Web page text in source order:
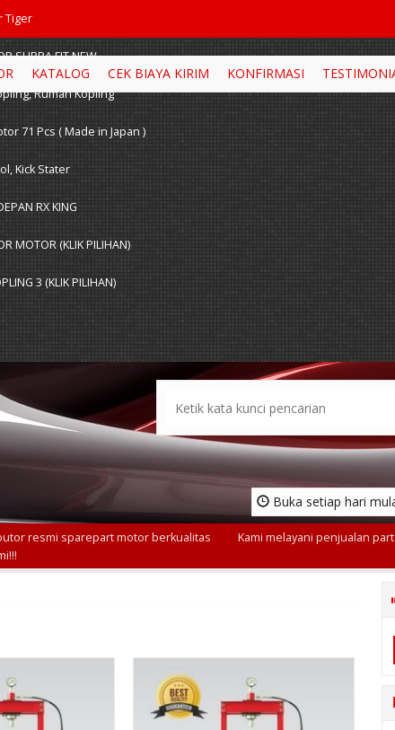
Tiger
SUPRA FIT NEW
Rumah Kopling
71 Pcs ( Made in Japan )
Kick Stater
RX KING
MOTOR (KLIK PILIHAN)
3 (KLIK PILIHAN)
KATALOG CEK BIAYA KIRIM KONFIRMASI
Buka setiap hari
resmi sparepart motor berkualitas Kami melayani penjualan